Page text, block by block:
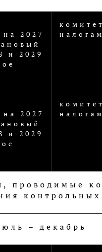
2027
и 2029
2027
и 2029
проводимые
– декабрь